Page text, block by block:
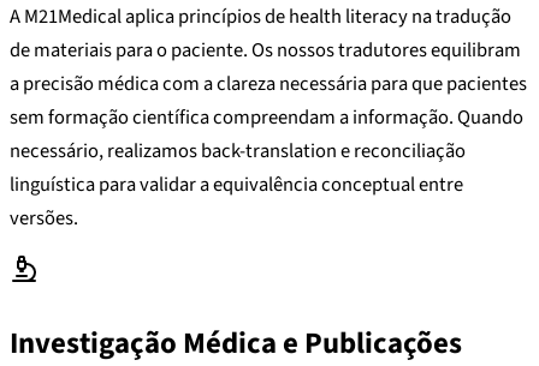
A M21Medical aplica princípios de health literacy na tradução
de materiais para o paciente. Os nossos tradutores equilibram
a precisão médica com a clareza necessária para que pacientes
sem formação científica compreendam a informação. Quando
necessário, realizamos back-translation e reconciliação
linguística para validar a equivalência conceptual entre
versões.
Investigação Médica e Publicações